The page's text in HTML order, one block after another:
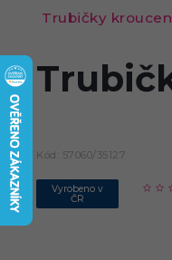
Trubičky
Kód: 57060/35127
Vyrobeno v
ČR